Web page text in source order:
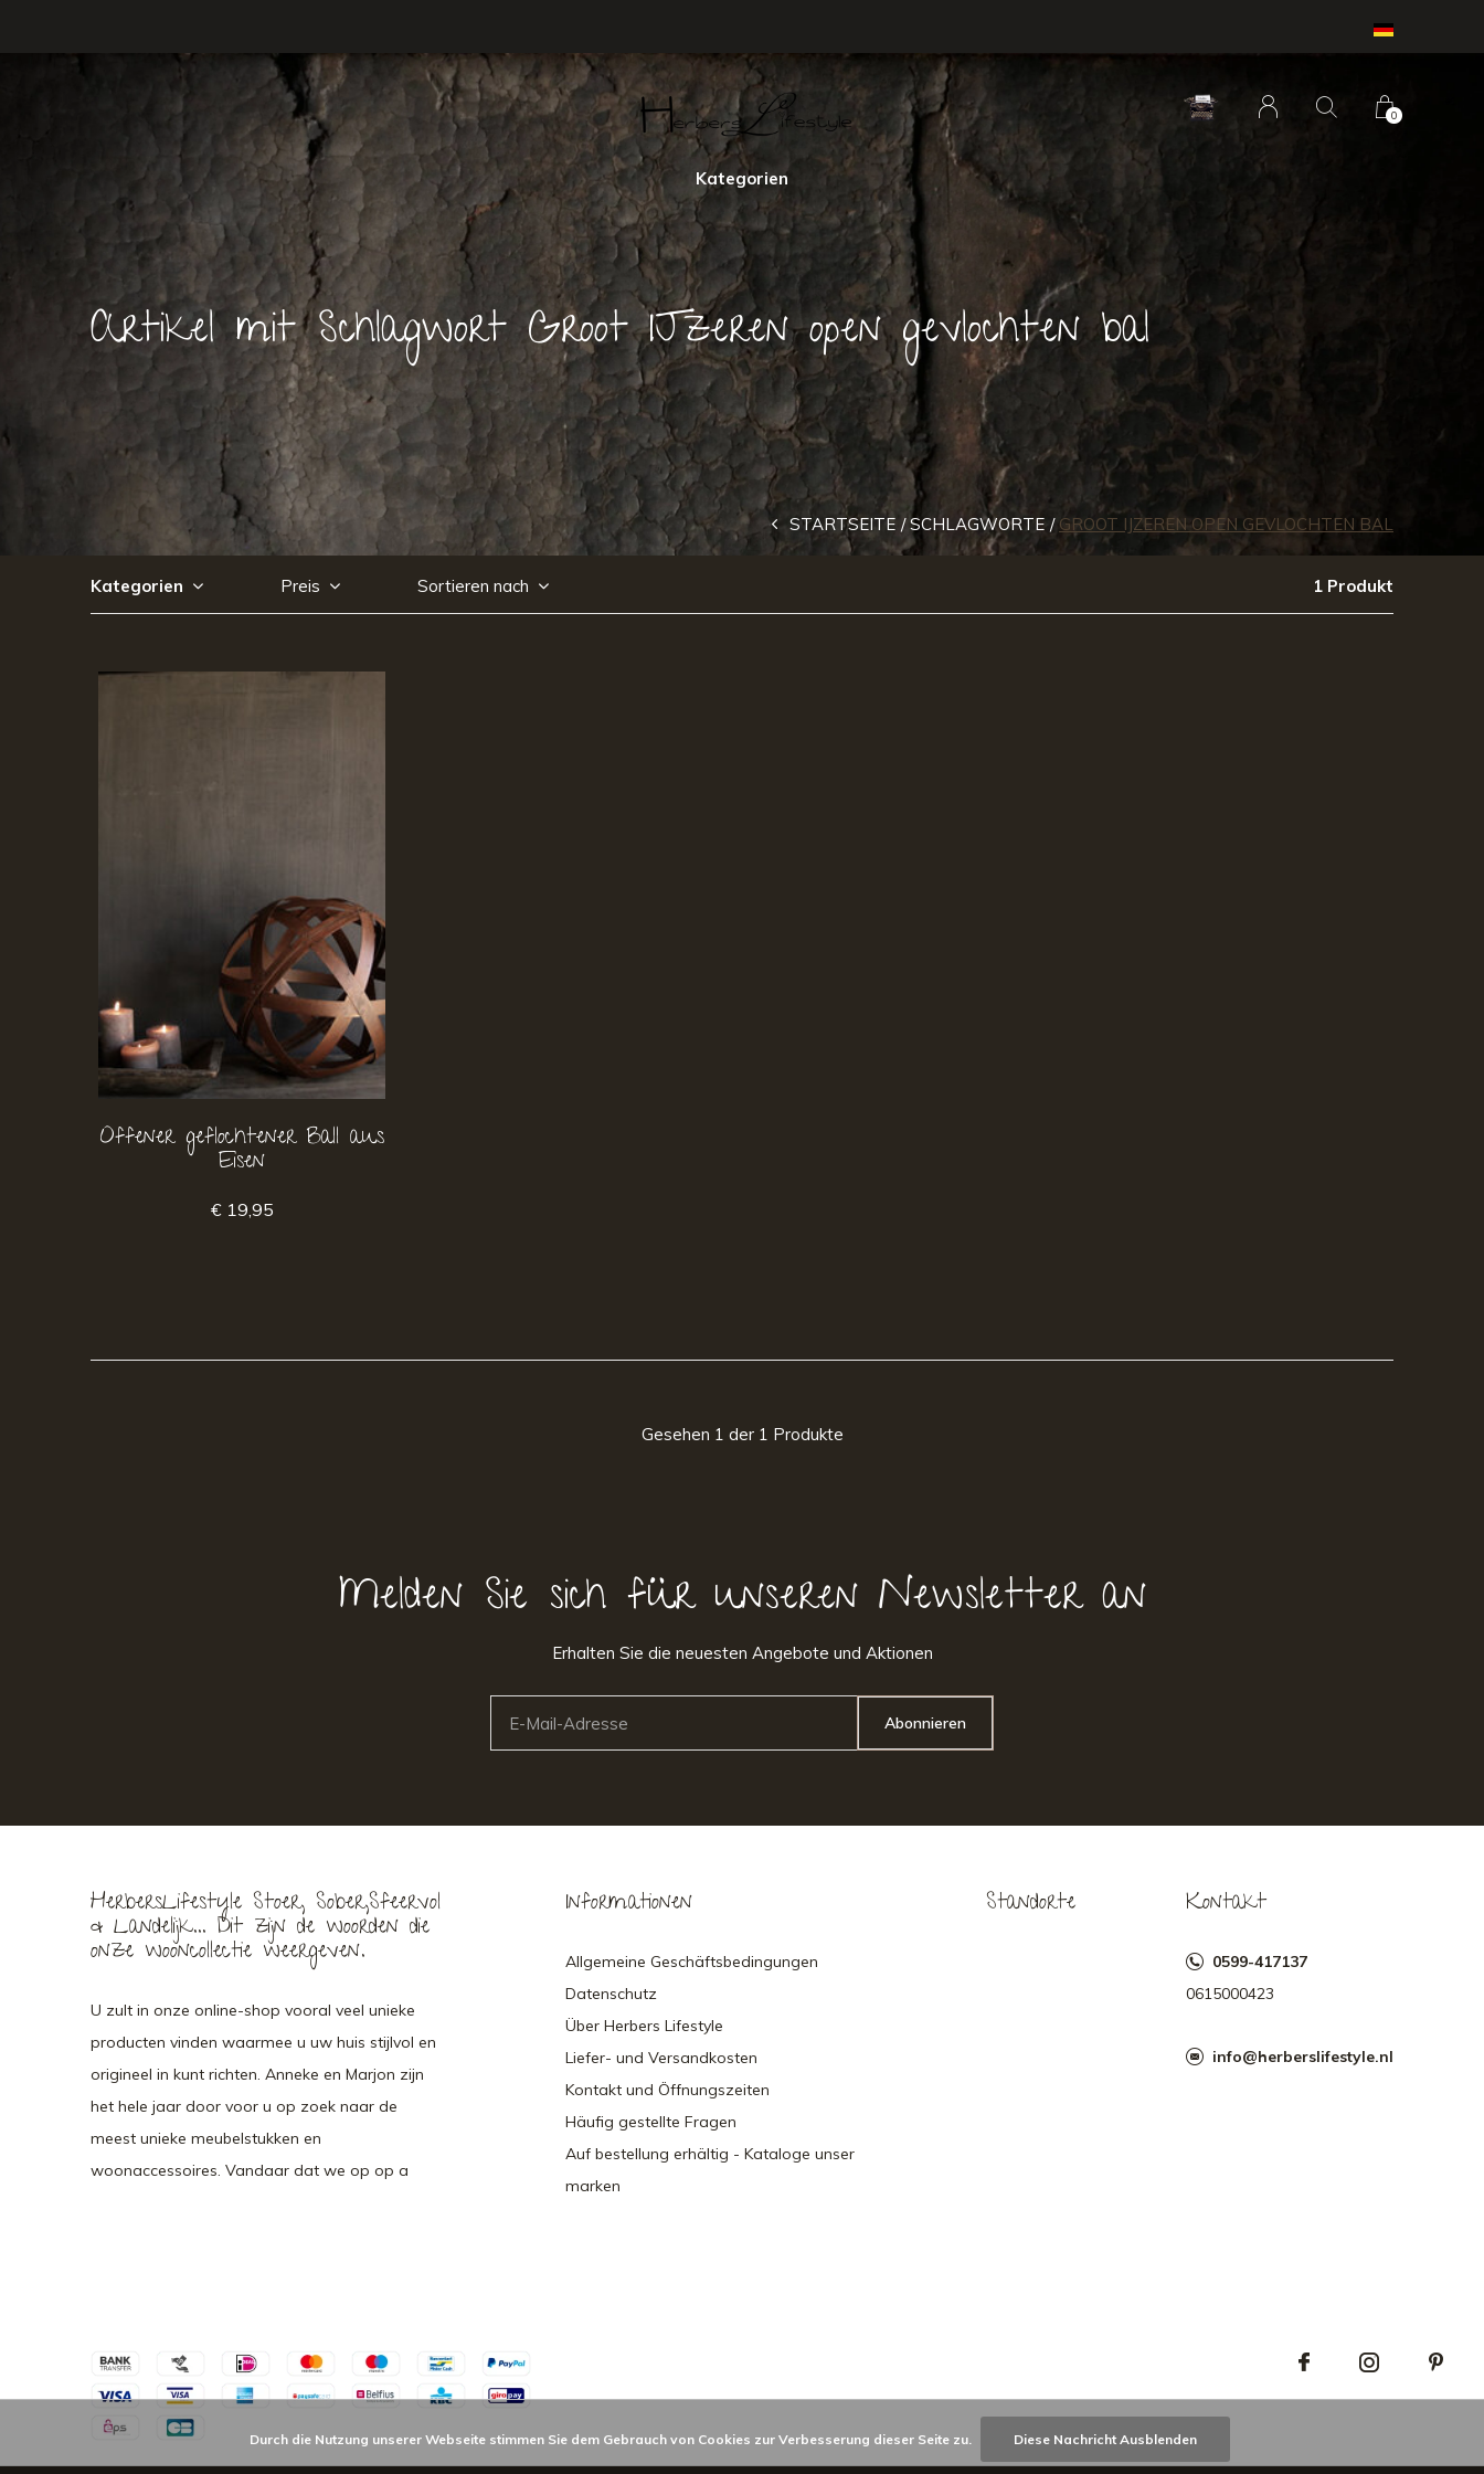
Kategorien
0
Artikel mit Schlagwort Groot IJzeren open gevlochten bal
STARTSEITE SCHLAGWORTE GROOT IJZEREN OPEN GEVLOCHTEN BAL
Kategorien Preis Sortieren nach 1 Produkt
Offener geflochtener Ball aus
Eisen
€ 19,95
Gesehen 1 der 1 Produkte
Melden Sie sich für unseren Newsletter an
Erhalten Sie die neuesten Angebote und Aktionen
Abonnieren
HerbersLifestyle Stoer, Sober,Sfeervol
& Landelijk... Dit zijn de woorden die
onze wooncollectie weergeven.
U zult in onze online-shop vooral veel unieke
producten vinden waarmee u uw huis stijlvol en
origineel in kunt richten. Anneke en Marjon zijn
het hele jaar door voor u op zoek naar de
meest unieke meubelstukken en
woonaccessoires. Vandaar dat we op op a
Informationen
Allgemeine Geschäftsbedingungen
Datenschutz
Über Herbers Lifestyle
Liefer- und Versandkosten
Kontakt und Öffnungszeiten
Häufig gestellte Fragen
Auf bestellung erhältig - Kataloge unser
marken
Standorte Kontakt
0599-417137
0615000423
info@herberslifestyle.nl
Durch die Nutzung unserer Webseite stimmen Sie dem Gebrauch von Cookies zur Verbesserung dieser Seite zu. Diese Nachricht Ausblenden